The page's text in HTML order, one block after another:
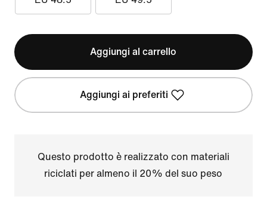
Aggiungi al carrello
Aggiungi ai preferiti
Questo prodotto è realizzato con materiali
riciclati per almeno il 20% del suo peso